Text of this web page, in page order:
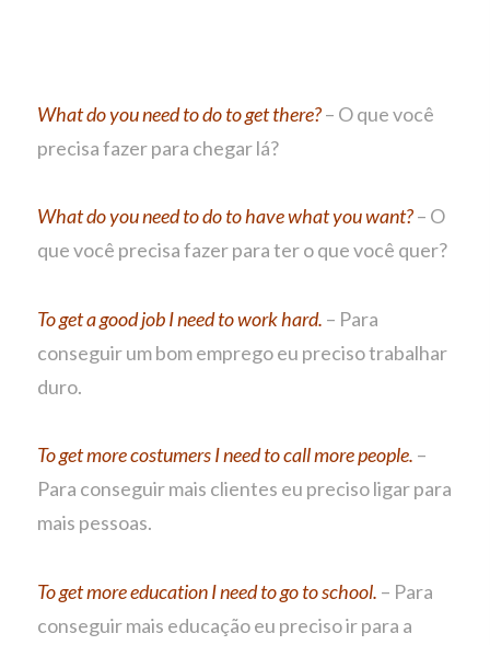
What do you need to do to get there?– O que você
precisa fazer para chegar lá?
What do you need to do to have what you want?– O
que você precisa fazer para ter o que você quer?
To get a good job I need to work hard. – Para
conseguir um bom emprego eu preciso trabalhar
duro.
To get more costumers I need to call more people. –
Para conseguir mais clientes eu preciso ligar para
mais pessoas.
To get more education I need to go to school. – Para
conseguir mais educação eu preciso ir para a